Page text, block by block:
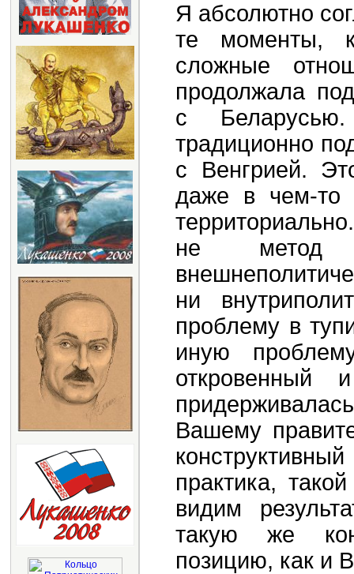
Я абсолютно
те моменты,
сложные
продолжала
с
традиционно
с Венгрией.
даже в чем-то
не метод
ни
проблему в
иную
Вашему
практика,
видим
такую же
позицию, как и